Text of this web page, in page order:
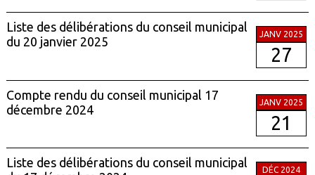
Liste des délibérations du conseil municipal
du 20 janvier 2025
JANV 2025
27
Compte rendu du conseil municipal 17
décembre 2024
JANV 2025
21
Liste des délibérations du conseil municipal
DÉC 2024